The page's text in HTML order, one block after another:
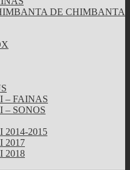
DE CHIMBANTA
– FAINAS
– SONOS
2014-2015
2017
2018